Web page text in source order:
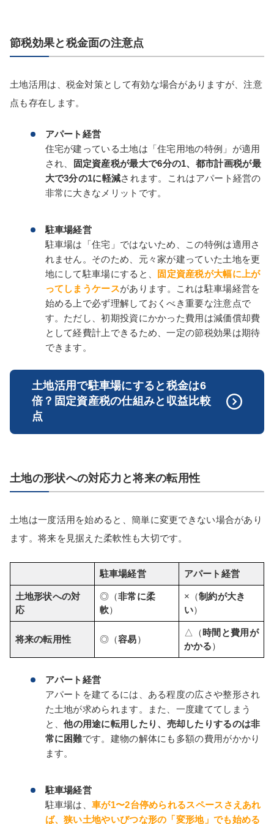
節税効果と税金面の注意点
土地活用は、税金対策として有効な場合がありますが、注意
点も存在します。
アパート経営
住宅が建っている土地は「住宅用地の特例」が適用
され、
固定資産税が最大で6分の1、都市計画税が最
大で3分の1に軽減されます。これはアパート経営の
非常に大きなメリットです。
駐車場経営
駐車場は「住宅」ではないため、この特例は適用さ
れません。そのため、元々家が建っていた土地を更
地にして駐車場にすると、
固定資産税が大幅に上が
ってしまうケースがあります。これは駐車場経営を
始める上で必ず理解しておくべき重要な注意点で
す。ただし、初期投資にかかった費用は減価償却費
として経費計上できるため、一定の節税効果は期待
できます。
土地活用で駐車場にすると税金は6
倍？固定資産税の仕組みと収益比較
点
土地の形状への対応力と将来の転用性
土地は一度活用を始めると、簡単に変更できない場合があり
ます。将来を見据えた柔軟性も大切です。
駐車場経営 アパート経営
土地形状への対
応
◎（非常に柔
軟）
×（制約が大き
い）
将来の転用性 ◎（容易）
△（時間と費用が
かかる）
アパート経営
アパートを建てるには、ある程度の広さや整形され
た土地が求められます。また、一度建ててしまう
と、他の用途に転用したり、売却したりするのは非
常に困難です。建物の解体にも多額の費用がかかり
ます。
駐車場経営
駐車場は、車が1〜2台停められるスペースさえあれ
ば、狭い土地やいびつな形の「変形地」でも始める